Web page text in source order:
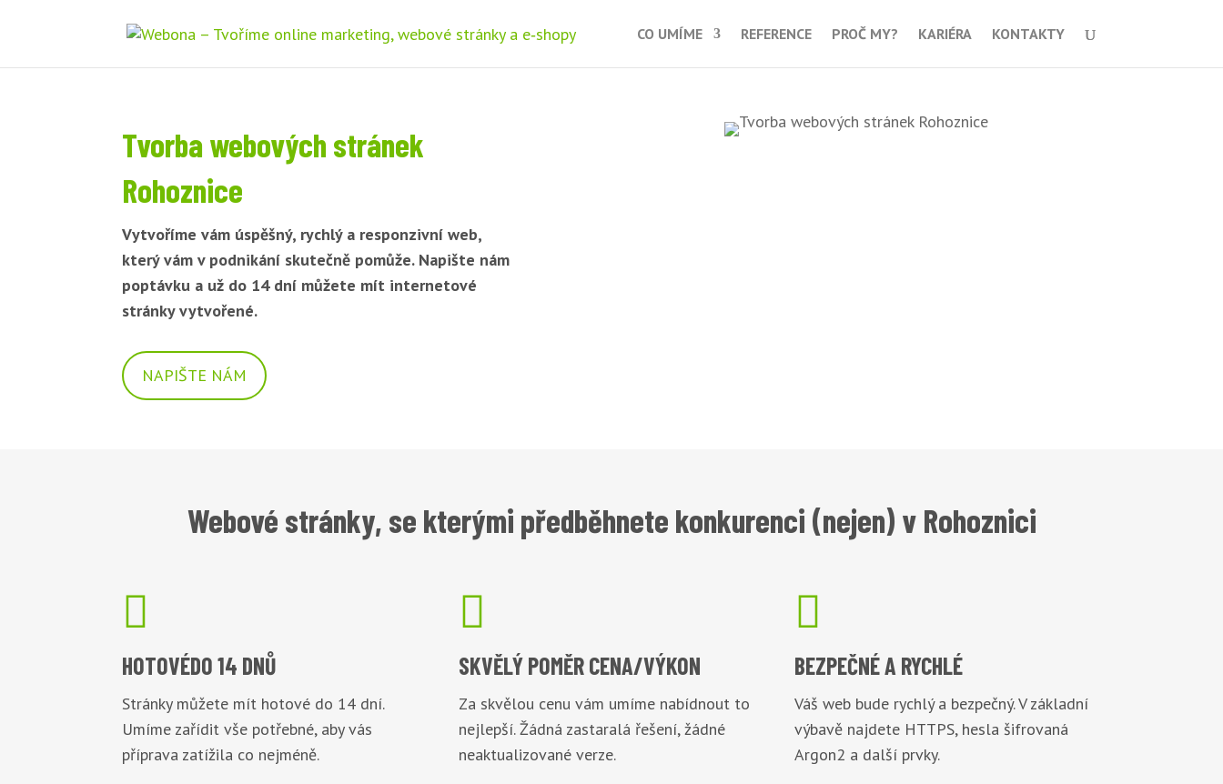
CO UMÍME REFERENCE PROČ MY? KARIÉRA KONTAKTY
Tvorba webových stránek
Rohoznice
Vytvoříme vám úspěšný, rychlý a responzivní web,
který vám v podnikání skutečně pomůže. Napište nám
poptávku a už do 14 dní můžete mít internetové
stránky vytvořené.
NAPIŠTE NÁM
Webové stránky, se kterými předběhnete konkurenci (nejen) v Rohoznici

HOTOVÉDO 14 DNŮ
Stránky můžete mít hotové do 14 dní.
Umíme zařídit vše potřebné, aby vás
příprava zatížila co nejméně.

SKVĚLÝ POMĚRCENA/VÝKON
Za skvělou cenu vám umíme nabídnout to
nejlepší. Žádná zastaralá řešení, žádné
neaktualizované verze.

BEZPEČNÉA RYCHLÉ
Váš web bude rychlý a bezpečný. V základní
výbavě najdete HTTPS, hesla šifrovaná
Argon2 a další prvky.